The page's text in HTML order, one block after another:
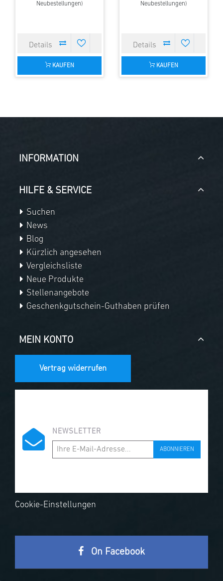
Neubestellungen)
KAUFEN
Neubestellungen)
KAUFEN
INFORMATION
HILFE & SERVICE
Suchen
News
Blog
Kürzlich angesehen
Vergleichsliste
Neue Produkte
Stellenangebote
Geschenkgutschein-Guthaben prüfen
MEIN KONTO
Vertrag widerrufen
NEWSLETTER
ABONNIEREN
Cookie-Einstellungen
On Facebook